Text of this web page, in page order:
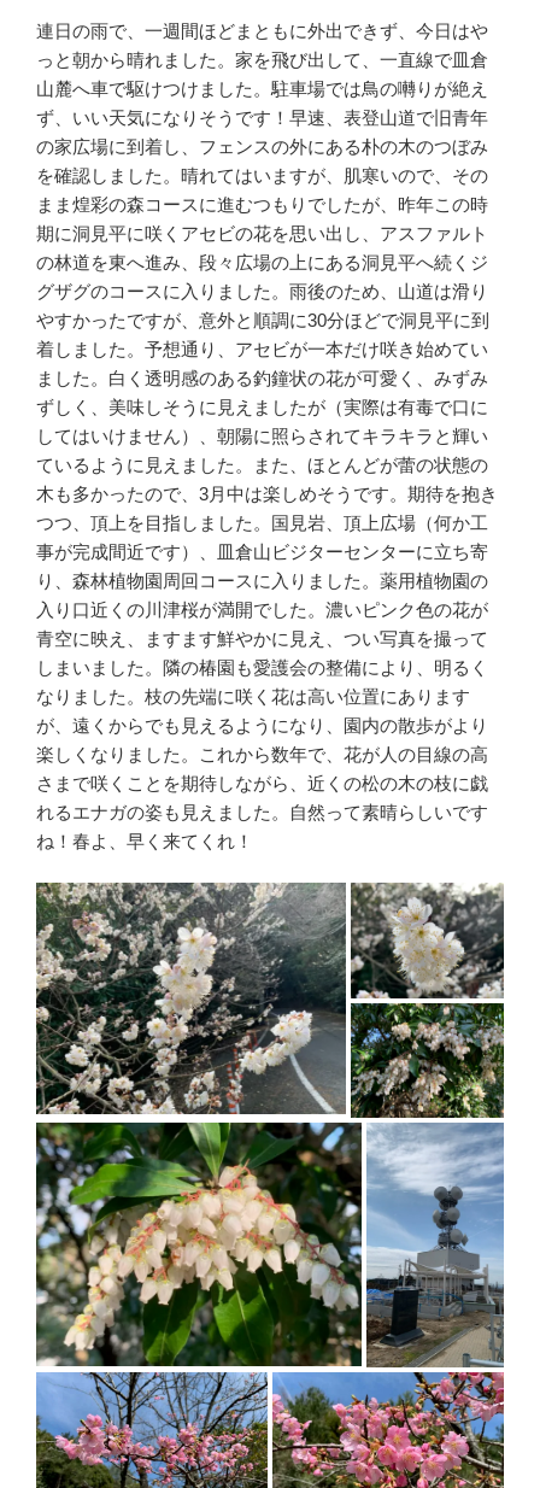
連日の雨で、一週間ほどまともに外出できず、今日はや
っと朝から晴れました。家を飛び出して、一直線で皿倉
山麓へ車で駆けつけました。駐車場では鳥の囀りが絶え
ず、いい天気になりそうです！早速、表登山道で旧青年
の家広場に到着し、フェンスの外にある朴の木のつぼみ
を確認しました。晴れてはいますが、肌寒いので、その
まま煌彩の森コースに進むつもりでしたが、昨年この時
期に洞見平に咲くアセビの花を思い出し、アスファルト
の林道を東へ進み、段々広場の上にある洞見平へ続くジ
グザグのコースに入りました。雨後のため、山道は滑り
やすかったですが、意外と順調に30分ほどで洞見平に到
着しました。予想通り、アセビが一本だけ咲き始めてい
ました。白く透明感のある釣鐘状の花が可愛く、みずみ
ずしく、美味しそうに見えましたが（実際は有毒で口に
してはいけません）、朝陽に照らされてキラキラと輝い
ているように見えました。また、ほとんどが蕾の状態の
木も多かったので、3月中は楽しめそうです。期待を抱き
つつ、頂上を目指しました。国見岩、頂上広場（何か工
事が完成間近です）、皿倉山ビジターセンターに立ち寄
り、森林植物園周回コースに入りました。薬用植物園の
入り口近くの川津桜が満開でした。濃いピンク色の花が
青空に映え、ますます鮮やかに見え、つい写真を撮って
しまいました。隣の椿園も愛護会の整備により、明るく
なりました。枝の先端に咲く花は高い位置にあります
が、遠くからでも見えるようになり、園内の散歩がより
楽しくなりました。これから数年で、花が人の目線の高
さまで咲くことを期待しながら、近くの松の木の枝に戯
れるエナガの姿も見えました。自然って素晴らしいです
ね！春よ、早く来てくれ！